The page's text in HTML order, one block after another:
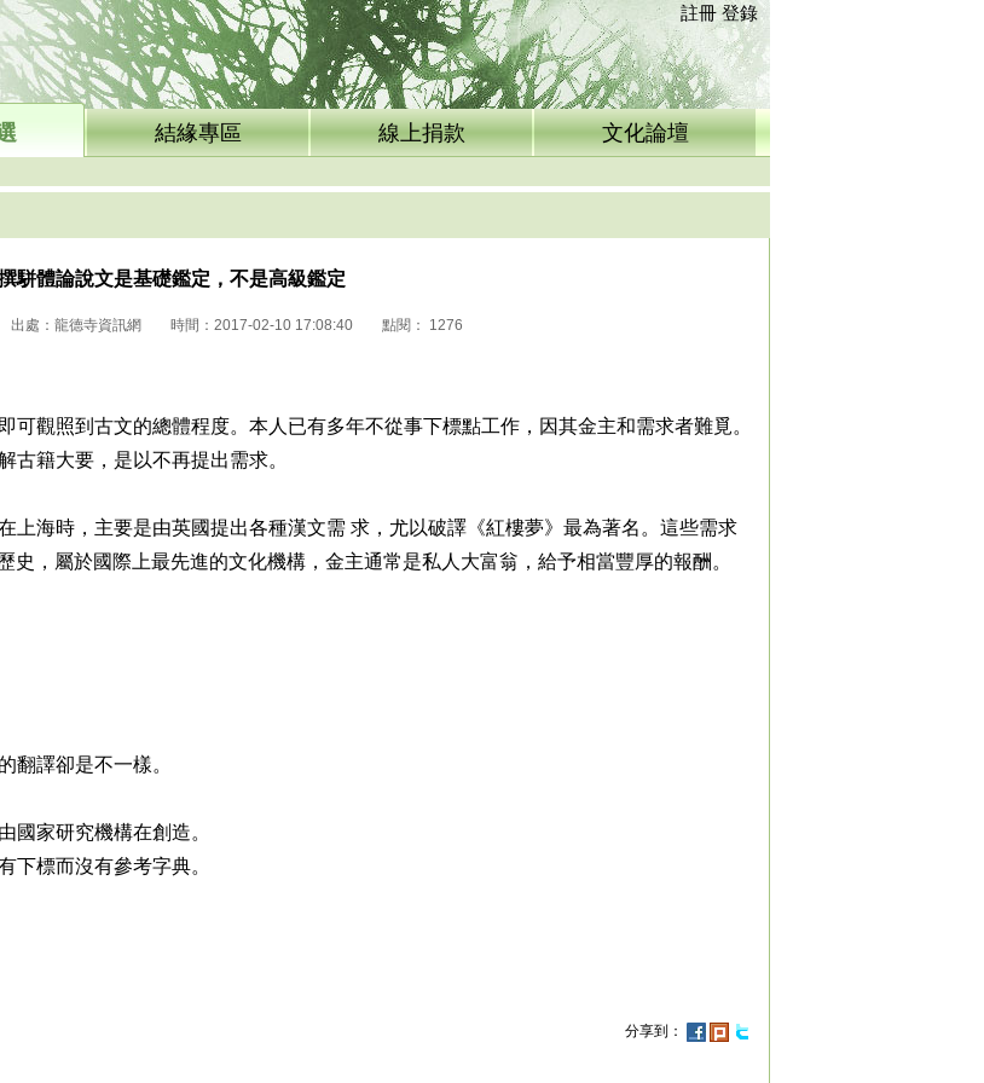
註冊 登錄
結緣專區 線上捐款 文化論壇
駢體論說文是基礎鑑定，不是高級鑑定
處：龍德寺資訊網 時間：2017-02-10 17:08:40 點閱： 1276
觀照到古文的總體程度。本人已有多年不從事下標點工作，因其金主和需求者難覓。
古籍大要，是以不再提出需求。
上海時，主要是由英國提出各種漢文需 求，尤以破譯《紅樓夢》最為著名。這些需求
史，屬於國際上最先進的文化機構，金主通常是私人大富翁，給予相當豐厚的報酬。
翻譯卻是不一樣。
國家研究機構在創造。
下標而沒有參考字典。
分享到：